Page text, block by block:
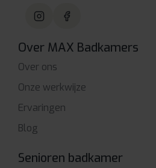
Over MAX Badkamers
Over ons
Onze werkwijze
Ervaringen
Blog
Senioren badkamer